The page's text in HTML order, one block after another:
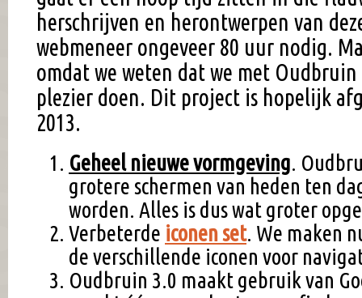
herschrijven en herontwerpen van
webmeneer ongeveer 80 uur nodig.
omdat we weten dat we met
plezier doen. Dit project is hopelijk
2013.
Geheel nieuwe vormgeving.
grotere schermen van heden ten
worden. Alles is dus wat groter
Verbeterde iconen set. We maken
de verschillende iconen voor
Oudbruin 3.0 maakt gebruik van